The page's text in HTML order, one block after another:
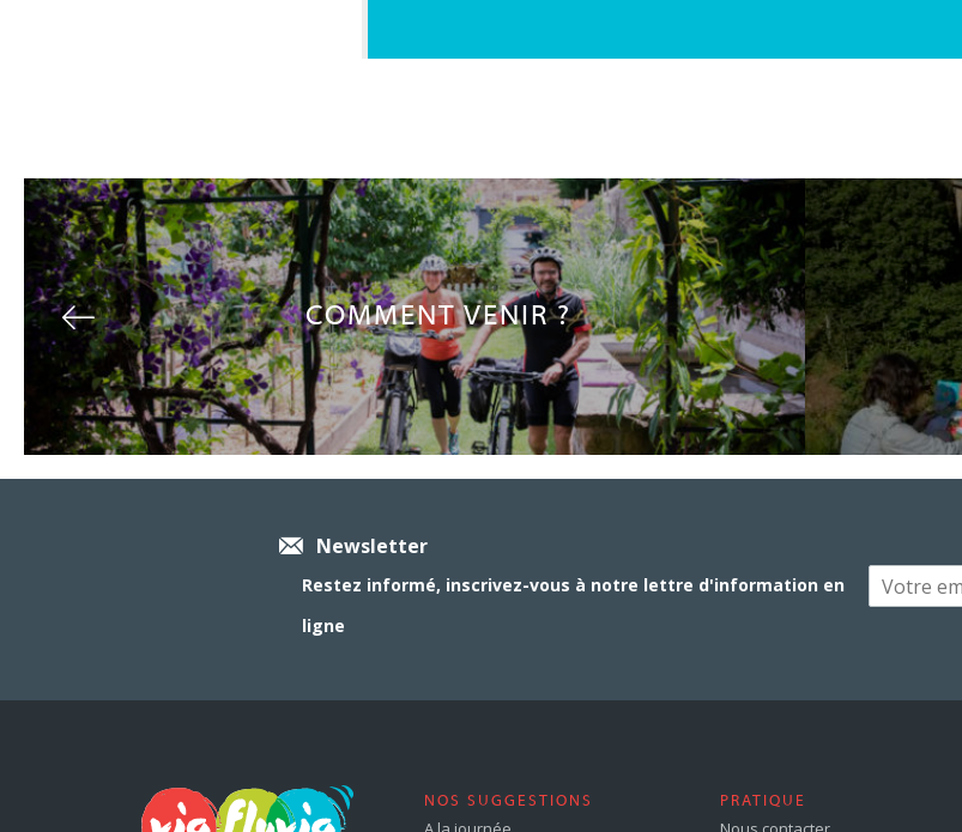
COMMENT VENIR ?
Newsletter
Restez informé, inscrivez-vous à notre lettre d'information en
ligne
NOS SUGGESTIONS PRATIQUE